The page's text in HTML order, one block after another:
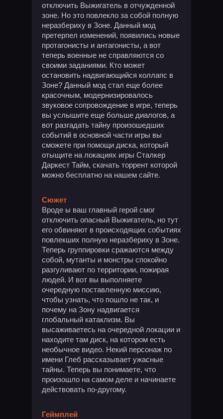
отключить Выжигатель в отчужденной
зоне. Но это повлекло за собой полную
неразбериху в Зоне. Данный мод
претерпел изменений, появились новые
протагонисты и антагонисты, а вот
теперь военные не справляются со
своими заданиями. Кто может
остановить надвигающийся коллапс в
Зоне? Данный мод стал еще более
красочным, модернизировалось
звуковое сопровождение в игре, теперь
вы услышите еще больше диалогов, а
вот разгадать тайну произошедших
событий в основной части игры вы
сможете при помощи диска, который
отыщите на локациях игры Сталкер
Даркест Тайм, скачать торрент которой
можно бесплатно на нашем сайте.
Сюжет
Вроде ы ваш главный герой смог
отключить опасный Выжигатель, но тут
его обвиняют в происходящих событиях
повлекших полную неразбериху в Зоне.
Теперь группировки сражаются между
собой, мутанты и монстры спокойно
разгуливают по территории, пожирая
людей. И вот вы выполняете
очередную поставленную миссию,
чтобы узнать, что пошло не так, и
почему на Зону надвигается
глобальный катаклизм. Вы
высаживаетесь на очередной локации и
находите там диск, на котором есть
необычное видео. Некий персонаж по
имени Глеб рассказывает ужасные
тайны. Теперь вы понимаете, что
произошло на самом деле и начинаете
действовать по-другому.
Геймплей